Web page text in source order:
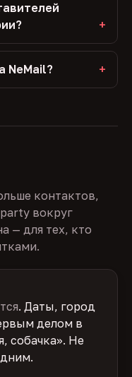
NeMail?
контактов,
вокруг
— для тех, кто
. Даты, город
делом в
собачка». Не